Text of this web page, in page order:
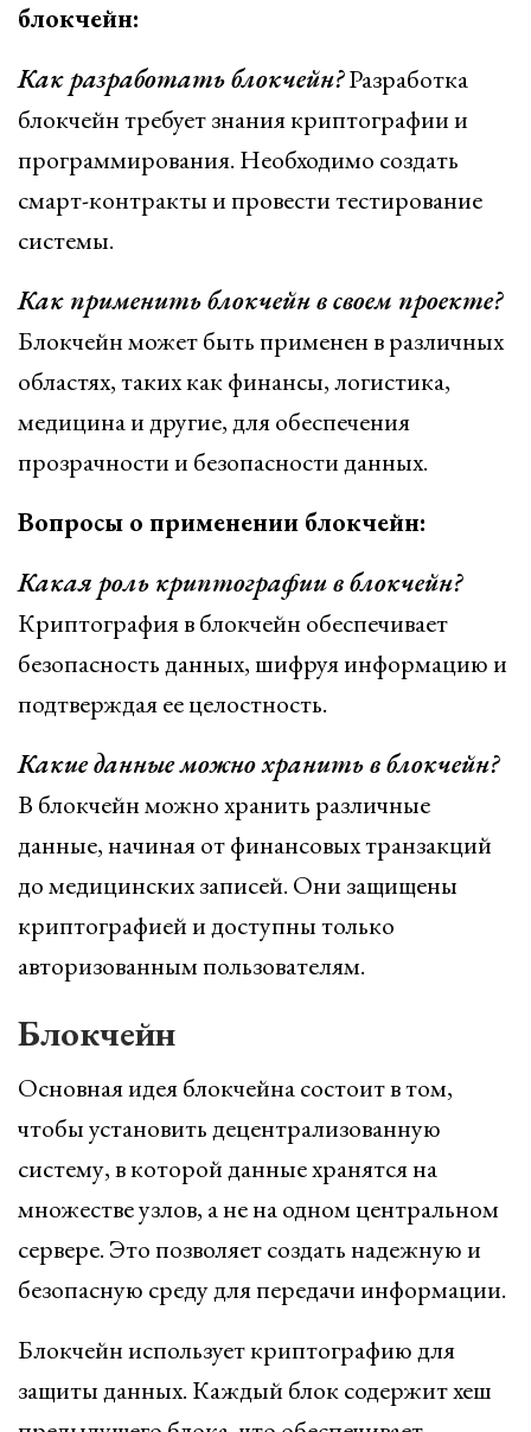
блокчейн:
Как разработать блокчейн?Разработка
блокчейн требует знания криптографии и
программирования. Необходимо создать
смарт-контракты и провести тестирование
системы.
Как применить блокчейн в своем проекте?
Блокчейн может быть применен в различных
областях, таких как финансы, логистика,
медицина и другие, для обеспечения
прозрачности и безопасности данных.
Вопросы о применении блокчейн:
Какая роль криптографии в блокчейн?
Криптография в блокчейн обеспечивает
безопасность данных, шифруя информацию и
подтверждая ее целостность.
Какие данные можно хранить в блокчейн?
В блокчейн можно хранить различные
данные, начиная от финансовых транзакций
до медицинских записей. Они защищены
криптографией и доступны только
авторизованным пользователям.
Блокчейн
Основная идея блокчейна состоит в том,
чтобы установить децентрализованную
систему, в которой данные хранятся на
множестве узлов, а не на одном центральном
сервере. Это позволяет создать надежную и
безопасную среду для передачи информации.
Блокчейн использует криптографию для
защиты данных. Каждый блок содержит хеш